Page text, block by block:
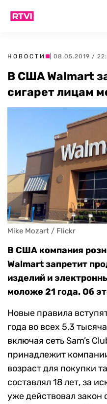
НОВОСТИ | 08.05.2019 /
В США Walmart
сигарет лицам
Mike Mozart / Flickr
В США компания
Walmart запретит
изделий и
моложе 21 года. Об
Новые правила
года во всех 5,3
включая сеть Sam’s
принадлежит
возраст для покупки
составлял 18 лет, за
уже действовал закон